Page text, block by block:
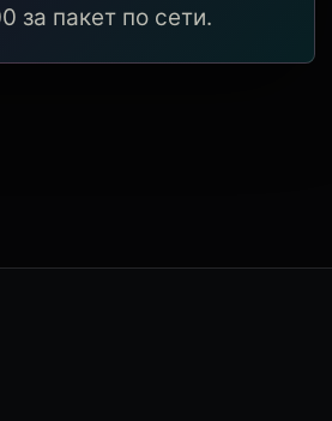
за пакет по сети.